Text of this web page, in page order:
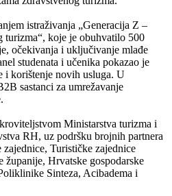
istraživanja „Generacija Z –
turizma“, koje je obuhvatilo 500
očekivanja i uključivanje mlađe
studenata i učenika pokazao je
i korištenje novih usluga. U
sastanci za umrežavanje
Ministarstva turizma i
RH, uz podršku brojnih partnera
Turističke zajednice
županije, Hrvatske gospodarske
Sinteza, Acibadema i